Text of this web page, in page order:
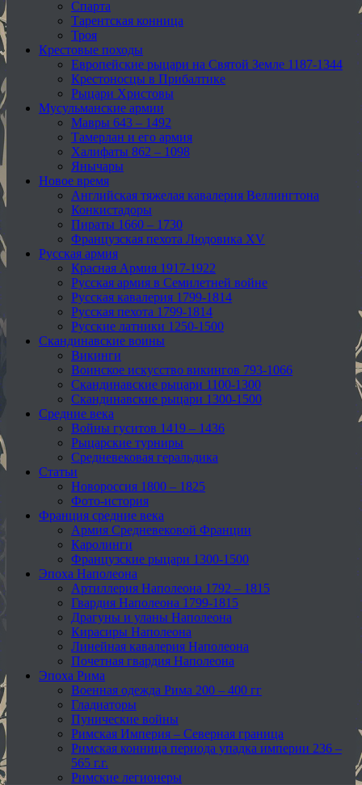
Спарта
Тарентская конница
Троя
Крестовые походы
Европейские рыцари на Святой Земле 1187-1344
Крестоносцы в Прибалтике
Рыцари Христовы
Мусульманские армии
Мавры 643 – 1492
Тамерлан и его армия
Халифаты 862 – 1098
Янычары
Новое время
Английская тяжелая кавалерия Веллингтона
Конкистадоры
Пираты 1660 – 1730
Французская пехота Людовика XV
Русская армия
Красная Армия 1917-1922
Русская армия в Семилетней войне
Русская кавалерия 1799-1814
Русская пехота 1799-1814
Русские латники 1250-1500
Скандинавские воины
Викинги
Воинское искусство викингов 793-1066
Скандинавские рыцари 1100-1300
Скандинавские рыцари 1300-1500
Средние века
Войны гуситов 1419 – 1436
Рыцарские турниры
Средневековая геральдика
Статьи
Новороссия 1800 – 1825
Фото-история
Франция средние века
Армия Средневековой Франции
Каролинги
Французские рыцари 1300-1500
Эпоха Наполеона
Артиллерия Наполеона 1792 – 1815
Гвардия Наполеона 1799-1815
Драгуны и уланы Наполеона
Кирасиры Наполеона
Линейная кавалерия Наполеона
Почетная гвардия Наполеона
Эпоха Рима
Военная одежда Рима 200 – 400 гг
Гладиаторы
Пунические войны
Римская Империя – Северная граница
Римская конница периода упадка империи 236 –
565 г.г.
Римские легионеры